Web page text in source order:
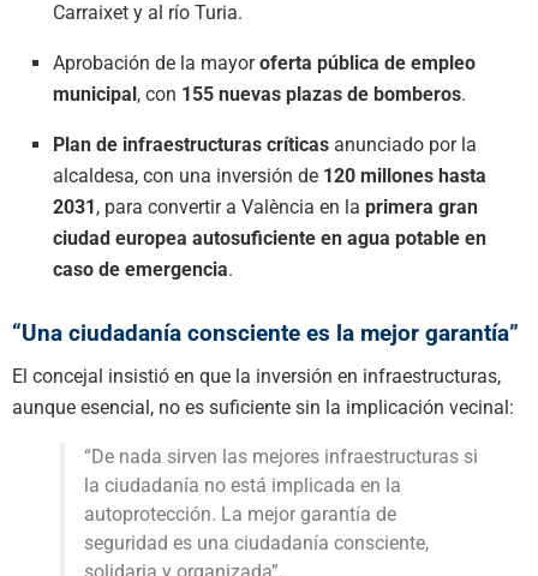
Carraixet y al río Turia.
Aprobación de la mayoroferta pública de empleo
municipal , con 155 nuevas plazas de bomberos.
Plan de infraestructuras críticas anunciado por la
alcaldesa, con una inversión de 120 millones hasta
2031 , para convertir a València en laprimera gran
ciudad europea autosuficiente en agua potable en
caso de emergencia.
“Una ciudadanía consciente es la mejor garantía”
El concejal insistió en que la inversión en infraestructuras,
aunque esencial, no es suficiente sin la implicación vecinal:
“De nada sirven las mejores infraestructuras si
la ciudadanía no está implicada en la
autoprotección. La mejor garantía de
seguridad es una ciudadanía consciente,